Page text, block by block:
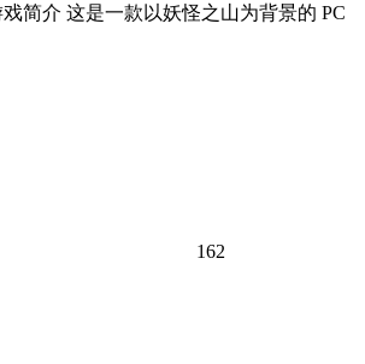
简介 这是一款以妖怪之山为背景的 PC
162